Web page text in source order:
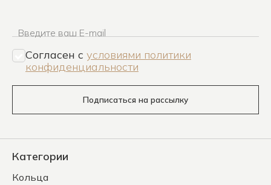
Введите ваш E-mail
Согласен c условиями политики
конфиденциальности
Подписаться на рассылку
Категории
Кольца